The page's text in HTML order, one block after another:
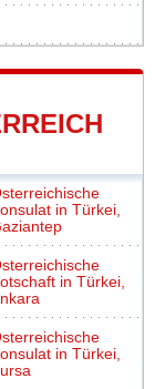
in Türkei,
in Türkei,
in Türkei,